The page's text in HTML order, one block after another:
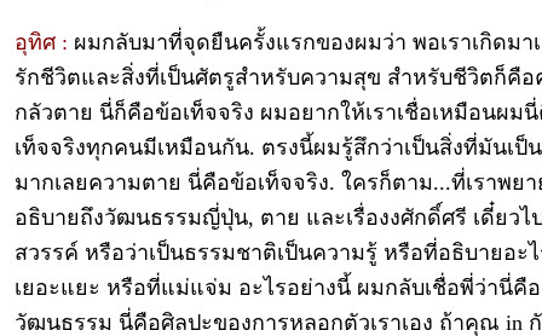
อุทิศ : ผมกลับมาที่จุดยืนครั้งแรกของผมว่า พอเราเกิดมา
รักชีวิตและสิ่งที่เป็นศัตรูสำหรับความสุข สำหรับชีวิตก็คือ
กลัวตาย นี่ก็คือข้อเท็จจริง ผมอยากให้เราเชื่อเหมือนผม
เท็จจริงทุกคนมีเหมือนกัน. ตรงนี้ผมรู้สึกว่าเป็นสิ่งที่มันเป็
มากเลยความตาย นี่คือข้อเท็จจริง. ใครก็ตาม...ที่เราพย
อธิบายถึงวัฒนธรรมญี่ปุ่น, ตาย และเรื่องงศักดิ์ศรี เดี๋ยวไ
สวรรค์ หรือว่าเป็นธรรมชาติเป็นความรู้ หรือที่อธิบายอะ
เยอะแยะ หรือที่แม่แจ่ม อะไรอย่างนี้ ผมกลับเชื่อพี่ว่านี่คือ
วัฒนธรรม นี่คือศิลปะของการหลอกตัวเราเอง ถ้าคุณ in